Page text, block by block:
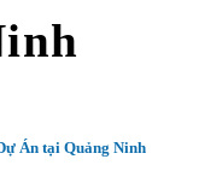
Án tại Quảng Ninh